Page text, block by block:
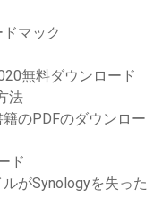
マック
無料ダウンロード
法
のPDFのダウンロー
ド
がSynologyを失った